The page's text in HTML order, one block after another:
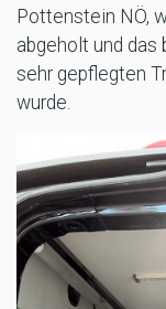
Pottenstein NÖ,
abgeholt und das
sehr gepflegten
wurde.